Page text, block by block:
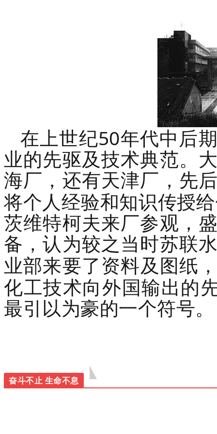
在上世纪50年代中后
业的先驱及技术典范。
海厂，还有天津厂，先
将个人经验和知识传授
茨维特柯夫来厂参观，
备，认为较之当时苏联
业部来要了资料及图纸
化工技术向外国输出的
最引以为豪的一个符号。
奋斗不止 生命不息